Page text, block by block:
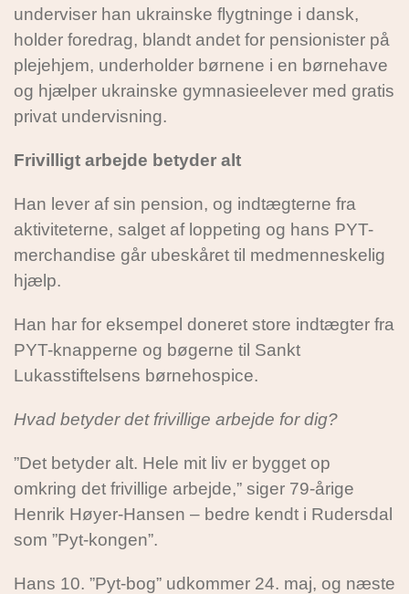
underviser han ukrainske flygtninge i dansk,
holder foredrag, blandt andet for pensionister på
plejehjem, underholder børnene i en børnehave
og hjælper ukrainske gymnasieelever med gratis
privat undervisning.
Frivilligt arbejde betyder alt
Han lever af sin pension, og indtægterne fra
aktiviteterne, salget af loppeting og hans PYT-
merchandise går ubeskåret til medmenneskelig
hjælp.
Han har for eksempel doneret store indtægter fra
PYT-knapperne og bøgerne til Sankt
Lukasstiftelsens børnehospice.
Hvad betyder det frivillige arbejde for dig?
”Det betyder alt. Hele mit liv er bygget op
omkring det frivillige arbejde,” siger 79-årige
Henrik Høyer-Hansen – bedre kendt i Rudersdal
som ”Pyt-kongen”.
Hans 10. ”Pyt-bog” udkommer 24. maj, og næste